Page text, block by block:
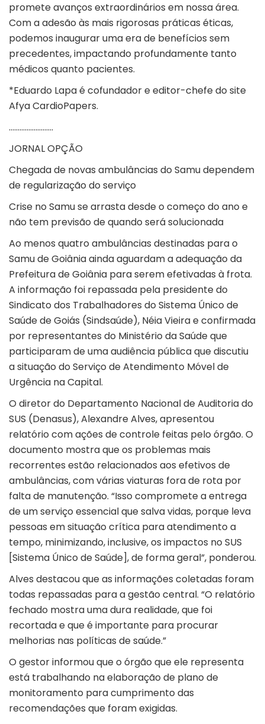
promete avanços extraordinários em nossa área.
Com a adesão às mais rigorosas práticas éticas,
podemos inaugurar uma era de benefícios sem
precedentes, impactando profundamente tanto
médicos quanto pacientes.
*Eduardo Lapa é cofundador e editor-chefe do site
Afya CardioPapers.
…………………….
JORNAL OPÇÃO
Chegada de novas ambulâncias do Samu dependem
de regularização do serviço
Crise no Samu se arrasta desde o começo do ano e
não tem previsão de quando será solucionada
Ao menos quatro ambulâncias destinadas para o
Samu de Goiânia ainda aguardam a adequação da
Prefeitura de Goiânia para serem efetivadas à frota.
A informação foi repassada pela presidente do
Sindicato dos Trabalhadores do Sistema Único de
Saúde de Goiás (Sindsaúde), Néia Vieira e confirmada
por representantes do Ministério da Saúde que
participaram de uma audiência pública que discutiu
a situação do Serviço de Atendimento Móvel de
Urgência na Capital.
O diretor do Departamento Nacional de Auditoria do
SUS (Denasus), Alexandre Alves, apresentou
relatório com ações de controle feitas pelo órgão. O
documento mostra que os problemas mais
recorrentes estão relacionados aos efetivos de
ambulâncias, com várias viaturas fora de rota por
falta de manutenção. “Isso compromete a entrega
de um serviço essencial que salva vidas, porque leva
pessoas em situação crítica para atendimento a
tempo, minimizando, inclusive, os impactos no SUS
[Sistema Único de Saúde], de forma geral”, ponderou.
Alves destacou que as informações coletadas foram
todas repassadas para a gestão central. “O relatório
fechado mostra uma dura realidade, que foi
recortada e que é importante para procurar
melhorias nas políticas de saúde.”
O gestor informou que o órgão que ele representa
está trabalhando na elaboração de plano de
monitoramento para cumprimento das
recomendações que foram exigidas.